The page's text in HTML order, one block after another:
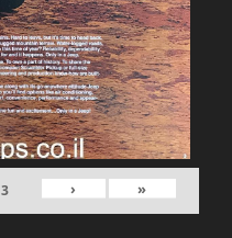
«
‹
3